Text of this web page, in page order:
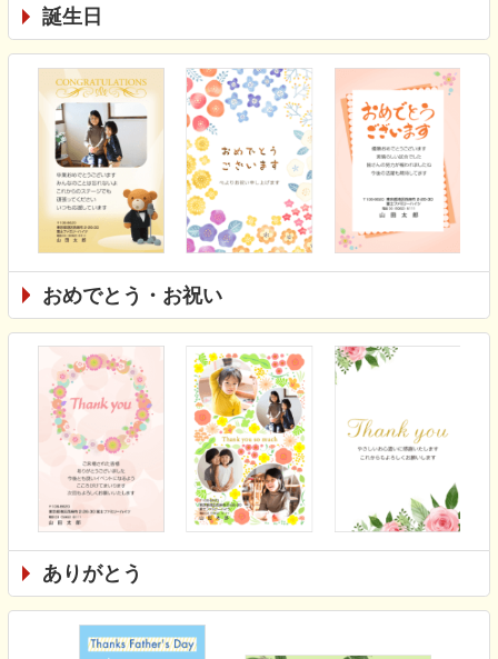
誕生日
おめでとう・お祝い
ありがとう